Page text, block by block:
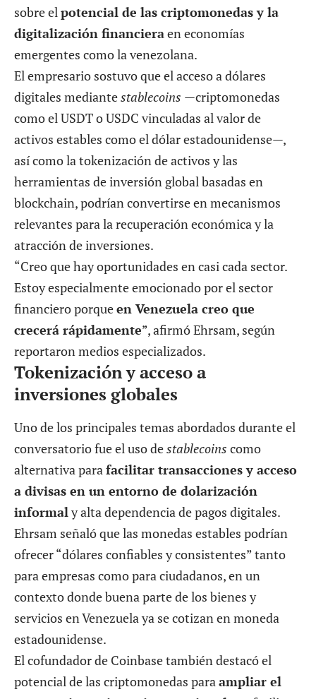
sobre el potencial de las criptomonedas y la
digitalización financieraen economías
emergentes como la venezolana.
El empresario sostuvo que el acceso a dólares
digitales mediantestablecoins —criptomonedas
como el USDT o USDC vinculadas al valor de
activos estables como el dólar estadounidense—,
así como la tokenización de activos y las
herramientas de inversión global basadas en
blockchain, podrían convertirse en mecanismos
relevantes para la recuperación económica y la
atracción de inversiones.
“Creo que hay oportunidades en casi cada sector.
Estoy especialmente emocionado por el sector
financiero porqueen Venezuela creo que
crecerá rápidamente”, afirmó Ehrsam, según
reportaron medios especializados.
Tokenización y acceso a
inversiones globales
Uno de los principales temas abordados durante el
conversatorio fue el uso destablecoins como
alternativa para facilitar transacciones y acceso
a divisas en un entorno de dolarización
informal y alta dependencia de pagos digitales.
Ehrsam señaló que las monedas estables podrían
ofrecer “dólares confiables y consistentes” tanto
para empresas como para ciudadanos, en un
contexto donde buena parte de los bienes y
servicios en Venezuela ya se cotizan en moneda
estadounidense.
El cofundador de Coinbase también destacó el
potencial de las criptomonedas para ampliar el